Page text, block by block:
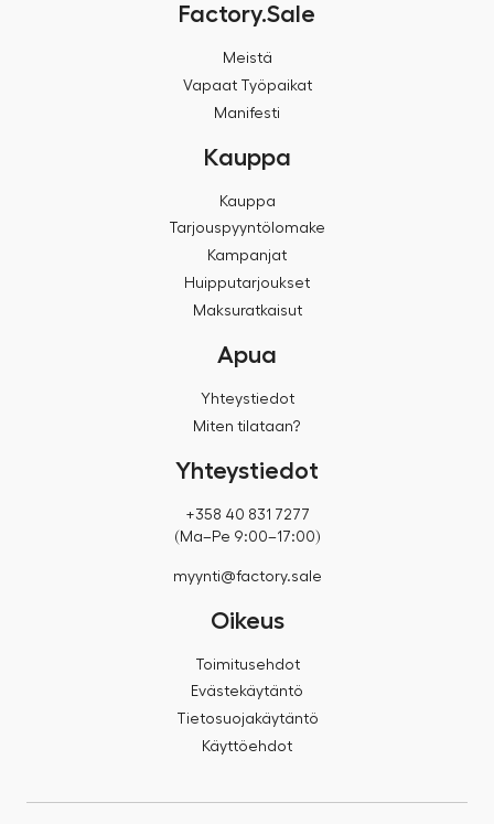
Factory.Sale
Meistä
Vapaat Työpaikat
Manifesti
Kauppa
Kauppa
Tarjouspyyntölomake
Kampanjat
Huipputarjoukset
Maksuratkaisut
Apua
Yhteystiedot
Miten tilataan?
Yhteystiedot
+358 40 831 7277
(Ma–Pe 9:00–17:00)
myynti@factory.sale
Oikeus
Toimitusehdot
Evästekäytäntö
Tietosuojakäytäntö
Käyttöehdot